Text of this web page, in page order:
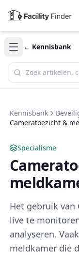
← Kennisbank
Zoek in de
Kennisbank
Cameratoezicht &
Specialisme
Het gebruik van
live te
analyseren.
meldkamer die